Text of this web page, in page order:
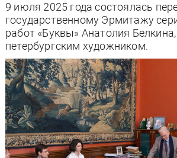
9 июля 2025 года состоялась
государственному Эрмитажу
работ «Буквы» Анатолия
петербургским художником.